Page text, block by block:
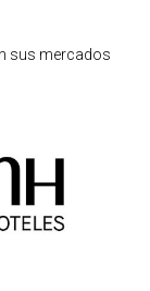
sus mercados